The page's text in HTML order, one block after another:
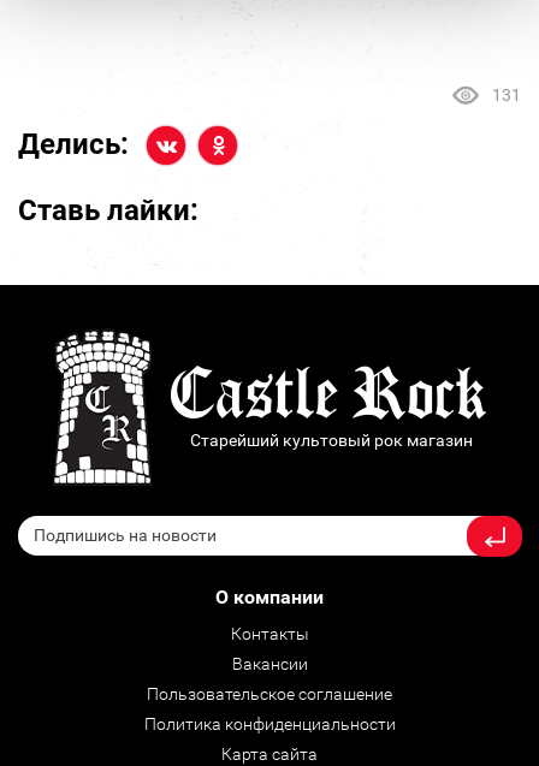
131
Делись:
Ставь лайки:
Старейший культовый рок магазин
О компании
Контакты
Вакансии
Пользовательское соглашение
Политика конфиденциальности
Карта сайта